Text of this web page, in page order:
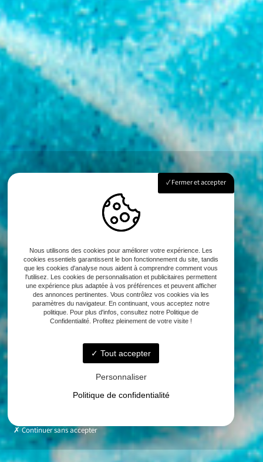
Fermer et accepter
Nous utilisons des cookies pour améliorer votre expérience. Les
cookies essentiels garantissent le bon fonctionnement du site, tandis
que les cookies d'analyse nous aident à comprendre comment vous
l'utilisez. Les cookies de personnalisation et publicitaires permettent
une expérience plus adaptée à vos préférences et peuvent afficher
des annonces pertinentes. Vous contrôlez vos cookies via les
paramètres du navigateur. En continuant, vous acceptez notre
politique. Pour plus d'infos, consultez notre Politique de
Confidentialité. Profitez pleinement de votre visite !
Tout accepter
Personnaliser
Politique de confidentialité
Continuer sans accepter